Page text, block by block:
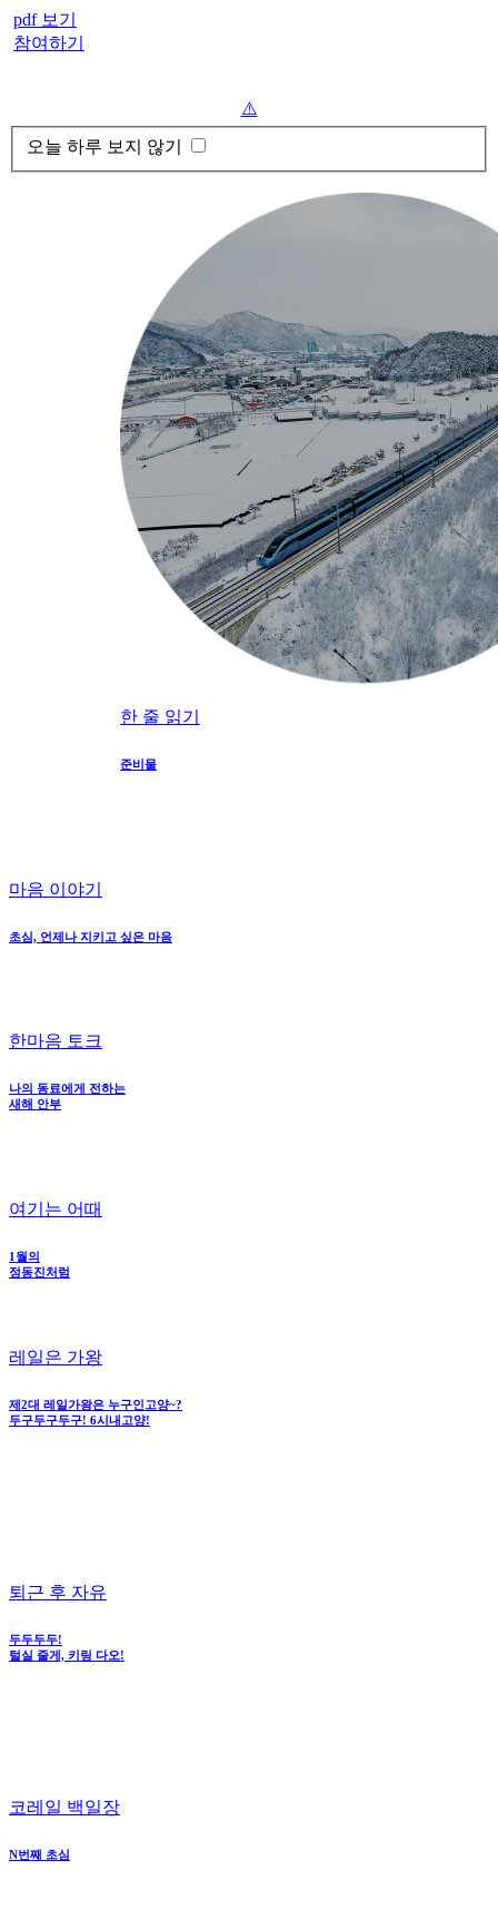
pdf 보기
참여하기
오늘 하루 보지 않기
한 줄 읽기
준비물
마음 이야기
초심, 언제나 지키고 싶은 마음
한마음 토크
나의 동료에게 전하는
새해 안부
여기는 어때
1월의
정동진처럼
레일은 가왕
제2대 레일가왕은 누구인고양~?
두구두구두구! 6시내고양!
퇴근 후 자유
두두두두!
털실 줄게, 키링 다오!
코레일 백일장
N번째 초심